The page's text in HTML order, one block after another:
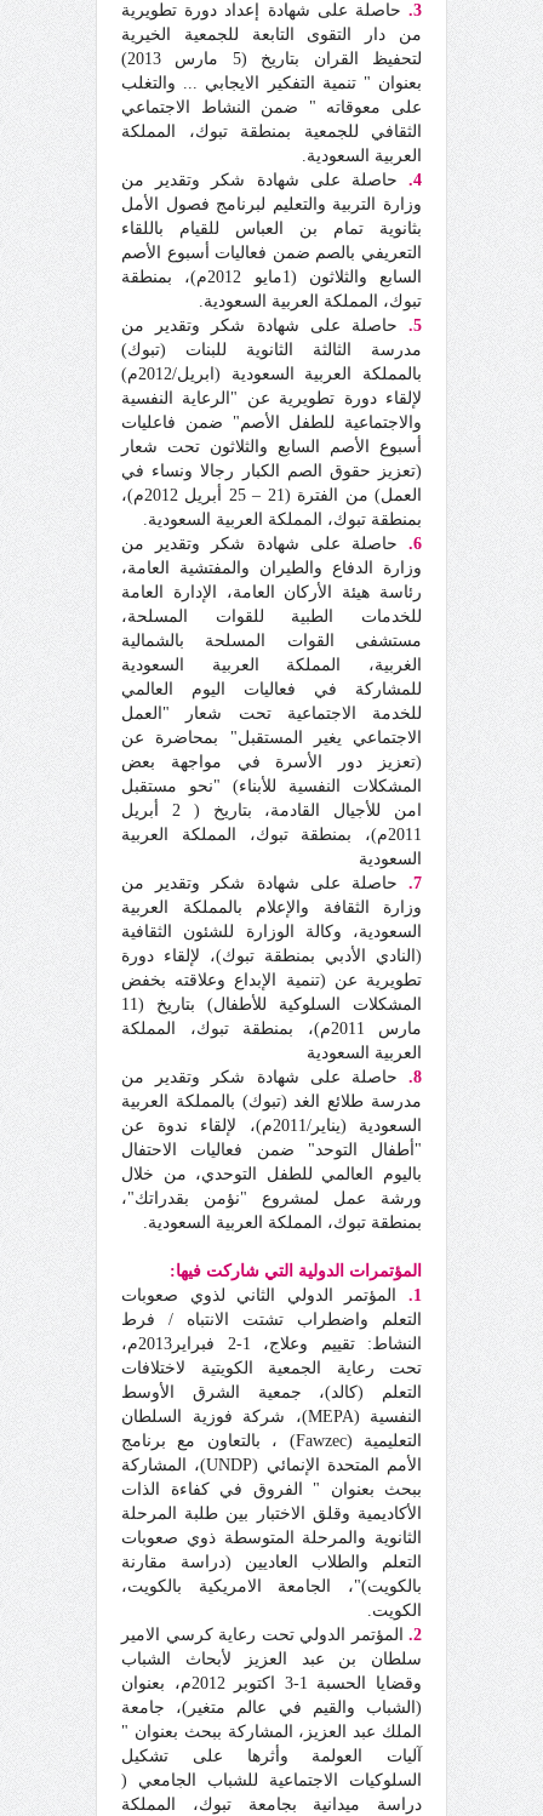
3.
حاصلة على شهادة إعداد دورة تطويرية
من دار التقوى التابعة للجمعية الخيرية
لتحفيظ القران بتاريخ (5 مارس 2013)
بعنوان " تنمية التفكير الايجابي ... والتغلب
على معوقاته " ضمن النشاط الاجتماعي
الثقافي للجمعية بمنطقة تبوك، المملكة
العربية السعودية.
4.
حاصلة على شهادة شكر وتقدير من
وزارة التربية والتعليم لبرنامج فصول الأمل
بثانوية تمام بن العباس للقيام باللقاء
التعريفي بالصم ضمن فعاليات أسبوع الأصم
السابع والثلاثون (1مايو 2012م)، بمنطقة
تبوك، المملكة العربية السعودية.
5.
حاصلة على شهادة شكر وتقدير من
مدرسة الثالثة الثانوية للبنات (تبوك)
بالمملكة العربية السعودية (ابريل/2012م)
لإلقاء دورة تطويرية عن "الرعاية النفسية
والاجتماعية للطفل الأصم" ضمن فاعليات
أسبوع الأصم السابع والثلاثون تحت شعار
(تعزيز حقوق الصم الكبار رجالا ونساء في
العمل) من الفترة (21 – 25 أبريل 2012م)،
بمنطقة تبوك، المملكة العربية السعودية.
6.
حاصلة على شهادة شكر وتقدير من
وزارة الدفاع والطيران والمفتشية العامة،
رئاسة هيئة الأركان العامة، الإدارة العامة
للخدمات الطبية للقوات المسلحة،
مستشفى القوات المسلحة بالشمالية
الغربية، المملكة العربية السعودية
للمشاركة في فعاليات اليوم العالمي
للخدمة الاجتماعية تحت شعار "العمل
الاجتماعي يغير المستقبل" بمحاضرة عن
(تعزيز دور الأسرة في مواجهة بعض
المشكلات النفسية للأبناء) "نحو مستقبل
امن للأجيال القادمة، بتاريخ ( 2 أبريل
2011م)، بمنطقة تبوك، المملكة العربية
السعودية
7.
حاصلة على شهادة شكر وتقدير من
وزارة الثقافة والإعلام بالمملكة العربية
السعودية، وكالة الوزارة للشئون الثقافية
(النادي الأدبي بمنطقة تبوك)، لإلقاء دورة
تطويرية عن (تنمية الإبداع وعلاقته بخفض
المشكلات السلوكية للأطفال) بتاريخ (11
مارس 2011م)، بمنطقة تبوك، المملكة
العربية السعودية
8.
حاصلة على شهادة شكر وتقدير من
مدرسة طلائع الغد (تبوك) بالمملكة العربية
السعودية (يناير/2011م)، لإلقاء ندوة عن
"أطفال التوحد" ضمن فعاليات الاحتفال
باليوم العالمي للطفل التوحدي، من خلال
ورشة عمل لمشروع "نؤمن بقدراتك"،
بمنطقة تبوك، المملكة العربية السعودية.
المؤتمرات الدولية التي شاركت فيها:
1.
المؤتمر الدولي الثاني لذوي صعوبات
التعلم واضطراب تشتت الانتباه / فرط
النشاط: تقييم وعلاج، 1-2 فبراير2013م،
تحت رعاية الجمعية الكويتية لاختلافات
التعلم (كالد)، جمعية الشرق الأوسط
النفسية (MEPA)، شركة فوزية السلطان
التعليمية (Fawzec) ، بالتعاون مع برنامج
الأمم المتحدة الإنمائي (UNDP)، المشاركة
ببحث بعنوان " الفروق في كفاءة الذات
الأكاديمية وقلق الاختبار بين طلبة المرحلة
الثانوية والمرحلة المتوسطة ذوي صعوبات
التعلم والطلاب العاديين (دراسة مقارنة
بالكويت)"، الجامعة الامريكية بالكويت،
الكويت.
2.
المؤتمر الدولي تحت رعاية كرسي الامير
سلطان بن عبد العزيز لأبحاث الشباب
وقضايا الحسبة 1-3 اكتوبر 2012م، بعنوان
(الشباب والقيم في عالم متغير)، جامعة
الملك عبد العزيز، المشاركة ببحث بعنوان "
آليات العولمة وأثرها على تشكيل
السلوكيات الاجتماعية للشباب الجامعي (
دراسة ميدانية بجامعة تبوك، المملكة